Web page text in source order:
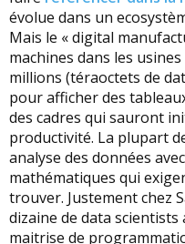
évolue dans un
Mais le « digital
machines dans les
millions (téraoctets de
pour afficher des
des cadres qui sauront
productivité. La plupart
analyse des données
mathématiques qui
trouver. Justement chez
dizaine de data
maitrise de